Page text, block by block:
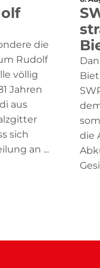
die
Rudolf
völlig
Jahren
aus
sich
an ...
die